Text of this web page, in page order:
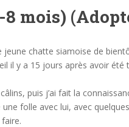
mois)
jeune chatte siamoise de
il y a 15 jours après avoir
puis j’ai fait la
folle avec lui, avec